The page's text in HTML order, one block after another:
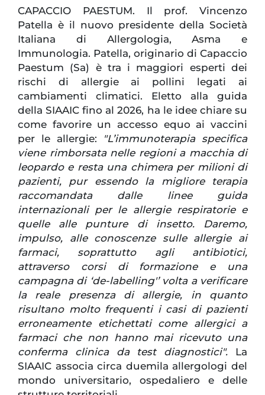
CAPACCIO PAESTUM. Il prof. Vincenzo
Patella è il nuovo presidente della Società
Italiana di Allergologia, Asma e
Immunologia. Patella, originario di Capaccio
Paestum (Sa) è tra i maggiori esperti dei
rischi di allergie ai pollini legati ai
cambiamenti climatici. Eletto alla guida
della SIAAIC fino al 2026, ha le idee chiare su
come favorire un accesso equo ai vaccini
per le allergie:
"L’immunoterapia specifica
viene rimborsata nelle regioni a macchia di
leopardo e resta una chimera per milioni di
pazienti, pur essendo la migliore terapia
raccomandata dalle linee guida
internazionali per le allergie respiratorie e
quelle alle punture di insetto. Daremo,
impulso, alle conoscenze sulle allergie ai
farmaci, soprattutto agli antibiotici,
attraverso corsi di formazione e una
campagna di ‘de-labelling'’ volta a verificare
la reale presenza di allergie, in quanto
risultano molto frequenti i casi di pazienti
erroneamente etichettati come allergici a
farmaci che non hanno mai ricevuto una
conferma clinica da test diagnostici". La
SIAAIC associa circa duemila allergologi del
mondo universitario, ospedaliero e delle